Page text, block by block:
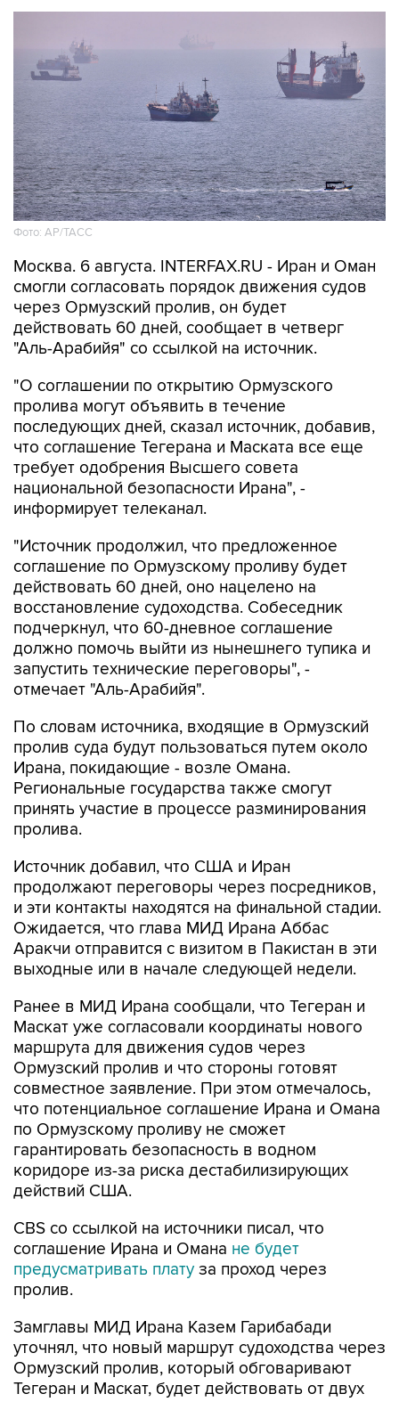
Фото: AP/ТАСС
Москва. 6 августа. INTERFAX.RU - Иран и Оман
смогли согласовать порядок движения судов
через Ормузский пролив, он будет
действовать 60 дней, сообщает в четверг
"Аль-Арабийя" со ссылкой на источник.
"О соглашении по открытию Ормузского
пролива могут объявить в течение
последующих дней, сказал источник, добавив,
что соглашение Тегерана и Маската все еще
требует одобрения Высшего совета
национальной безопасности Ирана", -
информирует телеканал.
"Источник продолжил, что предложенное
соглашение по Ормузскому проливу будет
действовать 60 дней, оно нацелено на
восстановление судоходства. Собеседник
подчеркнул, что 60-дневное соглашение
должно помочь выйти из нынешнего тупика и
запустить технические переговоры", -
отмечает "Аль-Арабийя".
По словам источника, входящие в Ормузский
пролив суда будут пользоваться путем около
Ирана, покидающие - возле Омана.
Региональные государства также смогут
принять участие в процессе разминирования
пролива.
Источник добавил, что США и Иран
продолжают переговоры через посредников,
и эти контакты находятся на финальной стадии.
Ожидается, что глава МИД Ирана Аббас
Аракчи отправится с визитом в Пакистан в эти
выходные или в начале следующей недели.
Ранее в МИД Ирана сообщали, что Тегеран и
Маскат уже согласовали координаты нового
маршрута для движения судов через
Ормузский пролив и что стороны готовят
совместное заявление. При этом отмечалось,
что потенциальное соглашение Ирана и Омана
по Ормузскому проливу не сможет
гарантировать безопасность в водном
коридоре из-за риска дестабилизирующих
действий США.
CBS со ссылкой на источники писал, что
соглашение Ирана и Омана не будет
предусматривать плату за проход через
пролив.
Замглавы МИД Ирана Казем Гарибабади
уточнял, что новый маршрут судоходства через
Ормузский пролив, который обговаривают
Тегеран и Маскат, будет действовать от двух